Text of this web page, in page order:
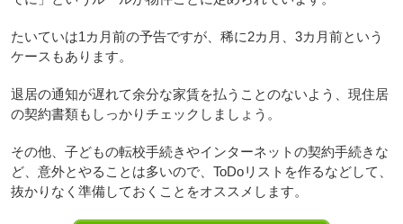
たいていは1カ月前の予告ですが、稀に2カ月、3カ月前という
ケースもあります。
退居の通知が遅れて余分な家賃を払うことのないよう、現住居
の契約書類もしっかりチェックしましょう。
その他、子どもの転校手続きやインターネットの契約手続きな
ど、意外とやることは多いので、ToDoリストを作るなどして、
抜かりなく準備しておくことをオススメします。